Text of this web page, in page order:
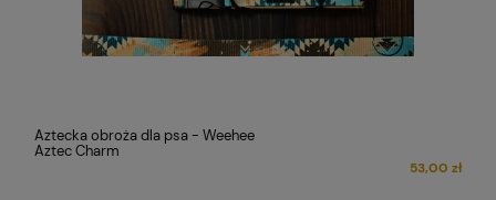
Aztecka obroża dla psa - Weehee
Aztec Charm
53,00 zł